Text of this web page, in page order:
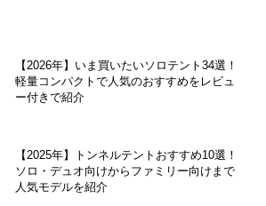
【2026年】いま買いたいソロテント34選！
軽量コンパクトで人気のおすすめをレビュ
ー付きで紹介
【2025年】トンネルテントおすすめ10選！
ソロ・デュオ向けからファミリー向けまで
人気モデルを紹介